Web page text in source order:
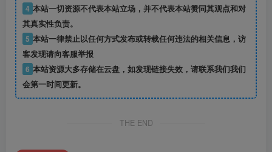
4 本站一切资源不代表本站立场，并不代表本站赞同其观点和对
其真实性负责。
5 本站一律禁止以任何方式发布或转载任何违法的相关信息，访
客发现请向客服举报
6 本站资源大多存储在云盘，如发现链接失效，请联系我们我们
会第一时间更新。
THE END